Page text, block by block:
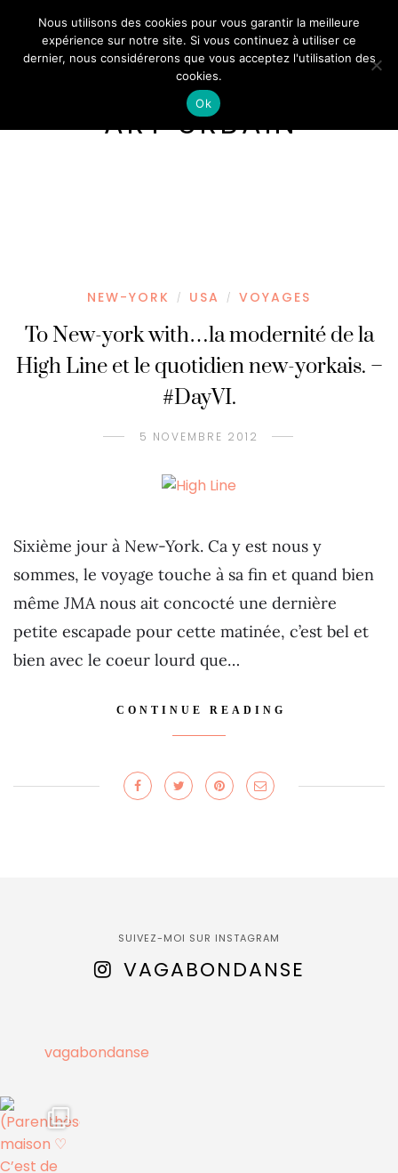
ART URBAIN
NEW-YORK / USA / VOYAGES
To New-york with…la modernité de la
High Line et le quotidien new-yorkais. –
#DayVI.
5 NOVEMBRE 2012
Sixième jour à New-York. Ca y est nous y
sommes, le voyage touche à sa fin et quand bien
même JMA nous ait concocté une dernière
petite escapade pour cette matinée, c’est bel et
bien avec le coeur lourd que…
CONTINUE READING
SUIVEZ-MOI SUR INSTAGRAM
VAGABONDANSE
vagabondanse
Nous utilisons des cookies pour vous garantir la meilleure
expérience sur notre site. Si vous continuez à utiliser ce
dernier, nous considérerons que vous acceptez l'utilisation des
cookies.
Ok